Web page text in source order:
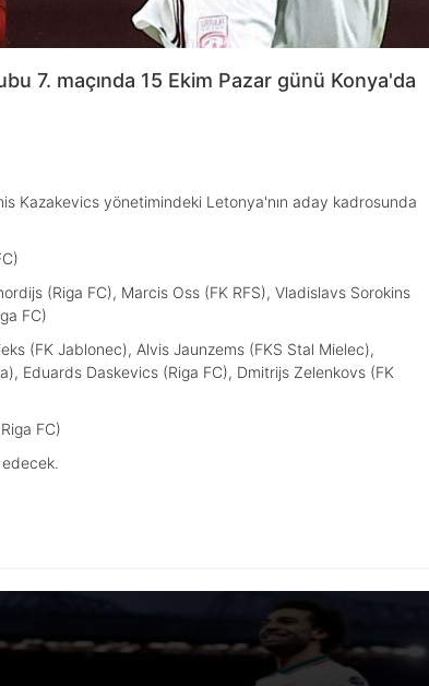
7. maçında 15 Ekim Pazar günü Konya'da
Kazakevics yönetimindeki Letonya'nın aday kadrosunda
(Riga FC), Marcis Oss (FK RFS), Vladislavs Sorokins
FC)
(FK Jablonec), Alvis Jaunzems (FKS Stal Mielec),
Eduards Daskevics (Riga FC), Dmitrijs Zelenkovs (FK
FC)